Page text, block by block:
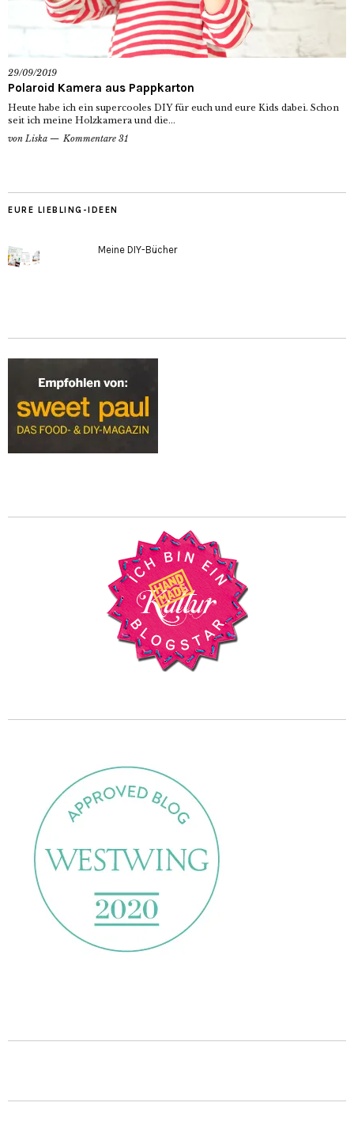
29/09/2019
Polaroid Kamera aus Pappkarton
Heute habe ich ein supercooles DIY für euch und eure Kids dabei. Schon
seit ich meine Holzkamera und die...
von Liska Kommentare 31
EURE LIEBLING-IDEEN
Meine DIY-Bücher